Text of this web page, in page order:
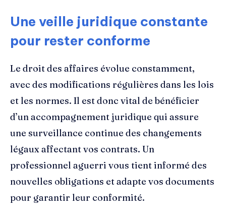
Une veille juridique constante
pour rester conforme
Le droit des affaires évolue constamment,
avec des modifications régulières dans les lois
et les normes. Il est donc vital de bénéficier
d’un accompagnement juridique qui assure
une surveillance continue des changements
légaux affectant vos contrats. Un
professionnel aguerri vous tient informé des
nouvelles obligations et adapte vos documents
pour garantir leur conformité.